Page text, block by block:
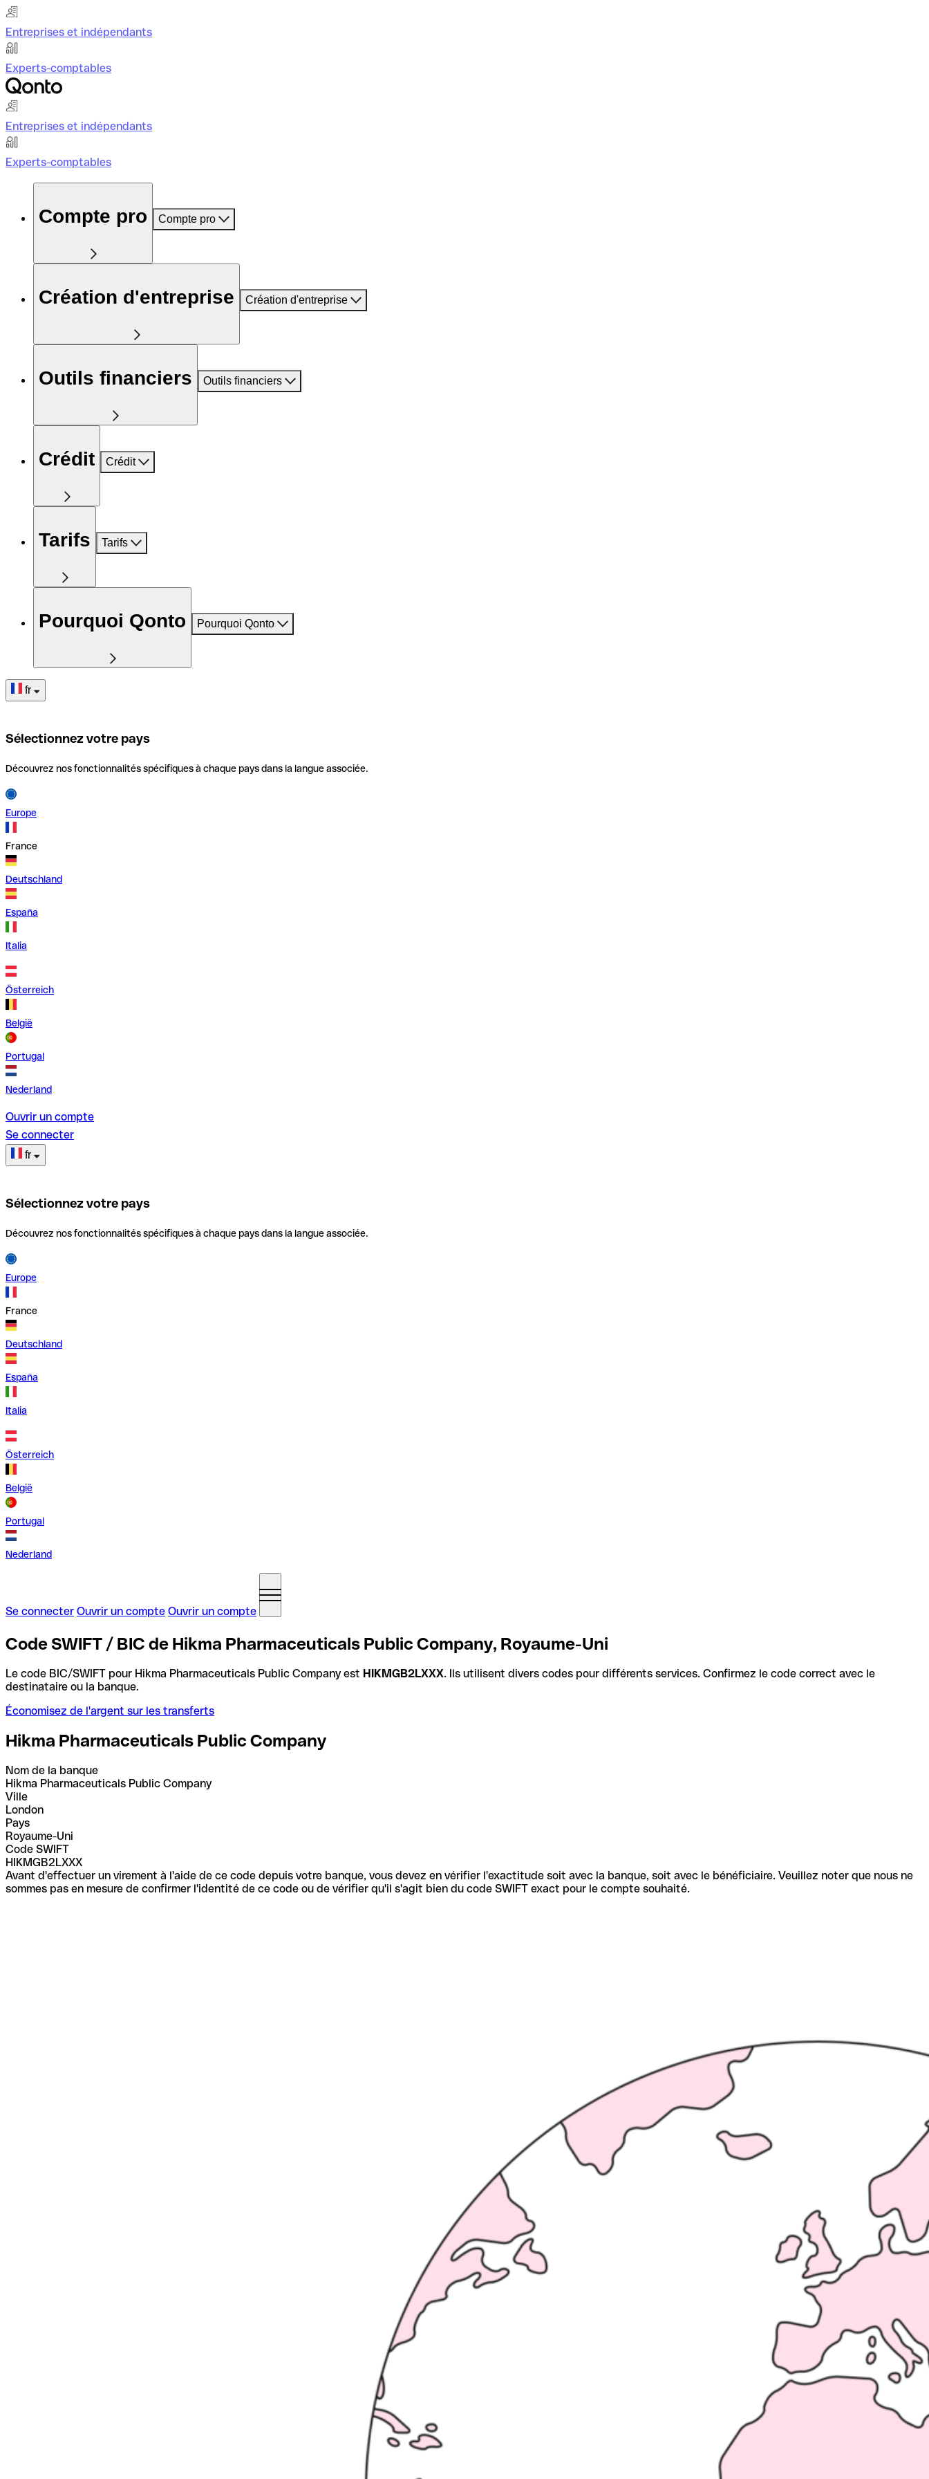
Entreprises et indépendants
Experts-comptables
Entreprises et indépendants
Experts-comptables
Compte pro Compte pro
Création d'entreprise Création d'entreprise
Outils financiers Outils financiers
Crédit Crédit
Tarifs Tarifs
Pourquoi Qonto Pourquoi Qonto
fr
Sélectionnez votre pays
Découvrez nos fonctionnalités spécifiques à chaque pays dans la langue associée.
Europe
France
Deutschland
España
Italia
Österreich
België
Portugal
Nederland
Ouvrir un compte
Se connecter
fr
Sélectionnez votre pays
Découvrez nos fonctionnalités spécifiques à chaque pays dans la langue associée.
Europe
France
Deutschland
España
Italia
Österreich
België
Portugal
Nederland
Se connecter Ouvrir un compte Ouvrir un compte
Code SWIFT / BIC de Hikma Pharmaceuticals Public Company, Royaume-Uni
Le code BIC/SWIFT pour Hikma Pharmaceuticals Public Company est HIKMGB2LXXX. Ils utilisent divers codes pour différents services. Confirmez le code correct avec le
destinataire ou la banque.
Économisez de l'argent sur les transferts
Hikma Pharmaceuticals Public Company
Nom de la banque
Hikma Pharmaceuticals Public Company
Ville
London
Pays
Royaume-Uni
Code SWIFT
HIKMGB2LXXX
Avant d'effectuer un virement à l'aide de ce code depuis votre banque, vous devez en vérifier l'exactitude soit avec la banque, soit avec le bénéficiaire. Veuillez noter que nous ne
sommes pas en mesure de confirmer l'identité de ce code ou de vérifier qu'il s'agit bien du code SWIFT exact pour le compte souhaité.